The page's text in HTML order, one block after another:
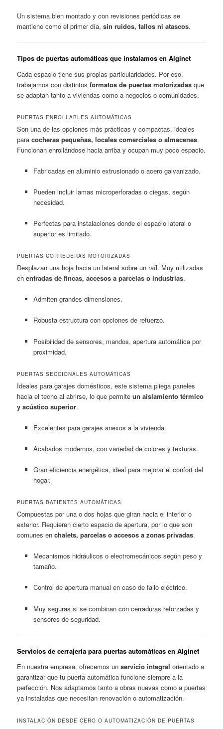
Un sistema bien montado y con revisiones periódicas se
mantiene como el primer día,sin ruidos, fallos ni atascos.
Tipos de puertas automáticas que instalamos en Alginet
Cada espacio tiene sus propias particularidades. Por eso,
trabajamos con distintosformatos de puertas motorizadas que
se adaptan tanto a viviendas como a negocios o comunidades.
PUERTAS ENROLLABLES AUTOMÁTICAS
Son una de las opciones más prácticas y compactas, ideales
paracocheras pequeñas, locales comerciales o almacenes.
Funcionan enrollándose hacia arriba y ocupan muy poco espacio.
Fabricadas en aluminio extrusionado o acero galvanizado.
Pueden incluir lamas microperforadas o ciegas, según
necesidad.
Perfectas para instalaciones donde el espacio lateral o
superior es limitado.
PUERTAS CORREDERAS MOTORIZADAS
Desplazan una hoja hacia un lateral sobre un raíl. Muy utilizadas
enentradas de fincas, accesos a parcelas o industrias.
Admiten grandes dimensiones.
Robusta estructura con opciones de refuerzo.
Posibilidad de sensores, mandos, apertura automática por
proximidad.
PUERTAS SECCIONALES AUTOMÁTICAS
Ideales para garajes domésticos, este sistema pliega paneles
hacia el techo al abrirse, lo que permiteun aislamiento térmico
y acústico superior.
Excelentes para garajes anexos a la vivienda.
Acabados modernos, con variedad de colores y texturas.
Gran eficiencia energética, ideal para mejorar el confort del
hogar.
PUERTAS BATIENTES AUTOMÁTICAS
Compuestas por una o dos hojas que giran hacia el interior o
exterior. Requieren cierto espacio de apertura, por lo que son
comunes enchalets, parcelas o accesos a zonas privadas.
Mecanismos hidráulicos o electromecánicos según peso y
tamaño.
Control de apertura manual en caso de fallo eléctrico.
Muy seguras si se combinan con cerraduras reforzadas y
sensores de seguridad.
Servicios de cerrajería para puertas automáticas en Alginet
En nuestra empresa, ofrecemos unservicio integral orientado a
garantizar que tu puerta automática funcione siempre a la
perfección. Nos adaptamos tanto a obras nuevas como a puertas
ya instaladas que necesitan renovación o automatización.
INSTALACIÓN DESDE CERO O AUTOMATIZACIÓN DE PUERTAS